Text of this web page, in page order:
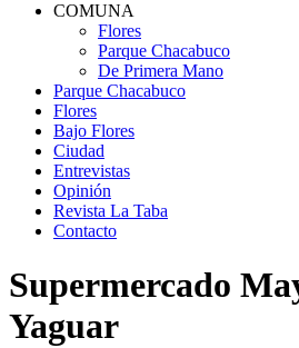
COMUNA
Flores
Parque Chacabuco
De Primera Mano
Parque Chacabuco
Flores
Bajo Flores
Ciudad
Entrevistas
Opinión
Revista La Taba
Contacto
Supermercado
Yaguar